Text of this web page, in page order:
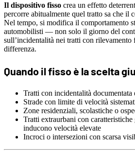
Il dispositivo fisso crea un effetto
percorre abitualmente quel tratto sa che il
Nel tempo, si modifica il comportamento
automobilisti — non solo il giorno del
sull’incidentalità nei tratti con rilevamento
differenza.
Quando il fisso è la scelta
Tratti con incidentalità documentata
Strade con limite di velocità
Zone residenziali, scolastiche o
Tratti extraurbani con caratteristiche
inducono velocità elevate
Incroci o intersezioni con scarsa